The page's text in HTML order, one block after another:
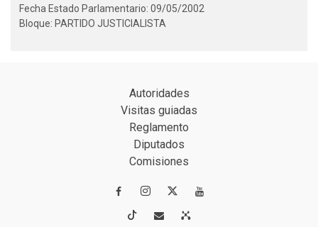
Fecha Estado Parlamentario: 09/05/2002
Bloque: PARTIDO JUSTICIALISTA
Autoridades
Visitas guiadas
Reglamento
Diputados
Comisiones
 
 